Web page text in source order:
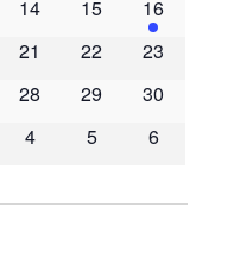
14 15
16
21 22
23
28 29
30
4 5 6